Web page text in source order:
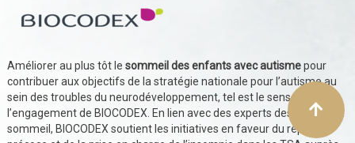
Améliorer au plus tôt le sommeil des enfants avec autismepour
contribuer aux objectifs de la stratégie nationale pour l’autisme au
sein des troubles du neurodéveloppement, tel est le sens de
l’engagement de BIOCODEX. En lien avec des experts des TSA et du
sommeil, BIOCODEX soutient les initiatives en faveur du repérage